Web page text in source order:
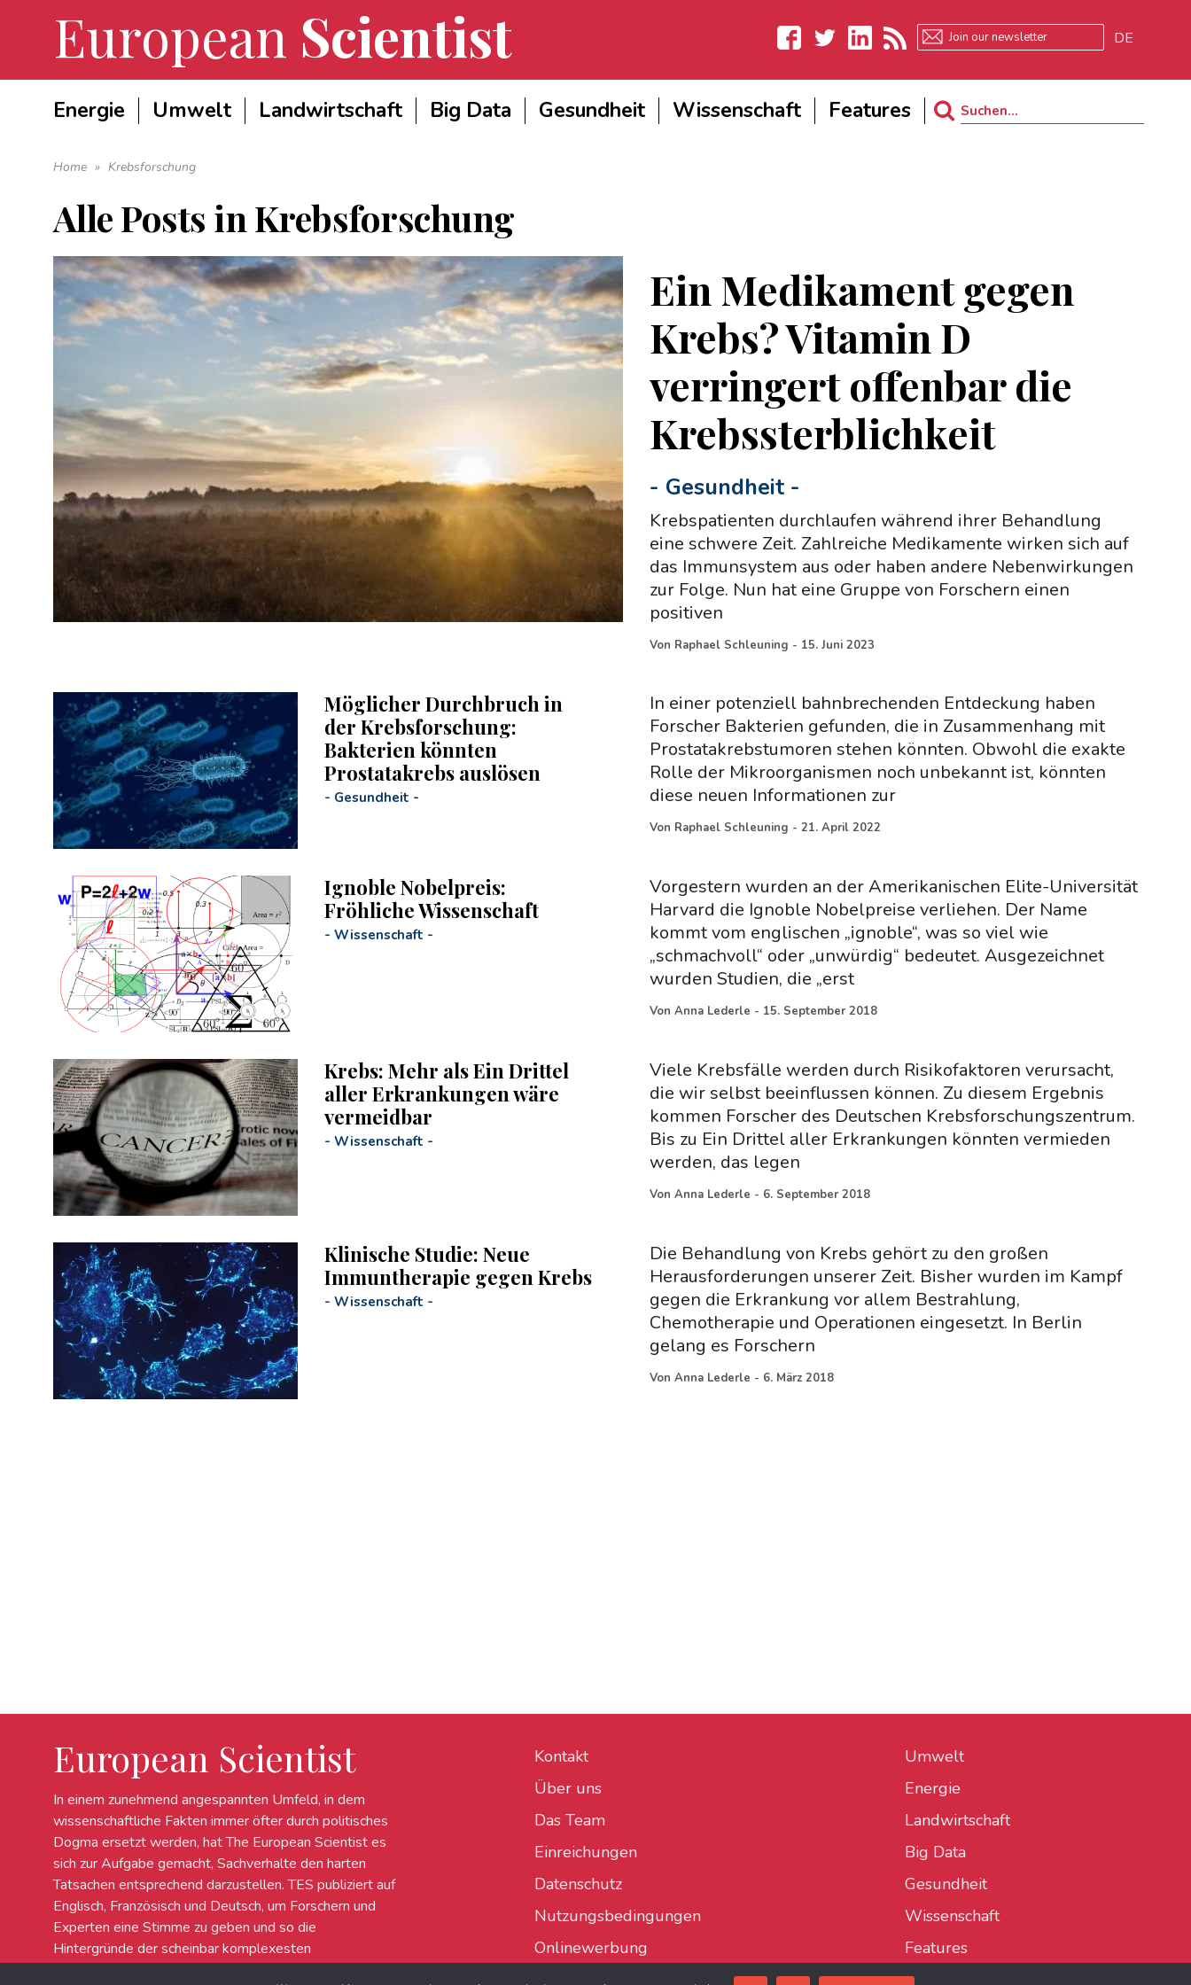
European Scientist
FacebookTwitter
DE
Energie Umwelt Landwirtschaft Big Data Gesundheit Wissenschaft Features
Search
Home » Krebsforschung
Alle Posts in Krebsforschung
Ein Medikament gegen
Krebs? Vitamin D
verringert offenbar die
Krebssterblichkeit
- Gesundheit -
Krebspatienten durchlaufen während ihrer Behandlung
eine schwere Zeit. Zahlreiche Medikamente wirken sich auf
das Immunsystem aus oder haben andere Nebenwirkungen
zur Folge. Nun hat eine Gruppe von Forschern einen
positiven
Von Raphael Schleuning - 15. Juni 2023
Möglicher Durchbruch in
der Krebsforschung:
Bakterien könnten
Prostatakrebs auslösen
- Gesundheit -
In einer potenziell bahnbrechenden Entdeckung haben
Forscher Bakterien gefunden, die in Zusammenhang mit
Prostatakrebstumoren stehen könnten. Obwohl die exakte
Rolle der Mikroorganismen noch unbekannt ist, könnten
diese neuen Informationen zur
Von Raphael Schleuning - 21. April 2022
Ignoble Nobelpreis:
Fröhliche Wissenschaft
- Wissenschaft -
Vorgestern wurden an der Amerikanischen Elite-Universität
Harvard die Ignoble Nobelpreise verliehen. Der Name
kommt vom englischen „ignoble“, was so viel wie
„schmachvoll“ oder „unwürdig“ bedeutet. Ausgezeichnet
wurden Studien, die „erst
Von Anna Lederle - 15. September 2018
Krebs: Mehr als Ein Drittel
aller Erkrankungen wäre
vermeidbar
- Wissenschaft -
Viele Krebsfälle werden durch Risikofaktoren verursacht,
die wir selbst beeinflussen können. Zu diesem Ergebnis
kommen Forscher des Deutschen Krebsforschungszentrum.
Bis zu Ein Drittel aller Erkrankungen könnten vermieden
werden, das legen
Von Anna Lederle - 6. September 2018
Klinische Studie: Neue
Immuntherapie gegen Krebs
- Wissenschaft -
Die Behandlung von Krebs gehört zu den großen
Herausforderungen unserer Zeit. Bisher wurden im Kampf
gegen die Erkrankung vor allem Bestrahlung,
Chemotherapie und Operationen eingesetzt. In Berlin
gelang es Forschern
Von Anna Lederle - 6. März 2018
European Scientist
In einem zunehmend angespannten Umfeld, in dem
wissenschaftliche Fakten immer öfter durch politisches
Dogma ersetzt werden, hat The European Scientist es
sich zur Aufgabe gemacht, Sachverhalte den harten
Tatsachen entsprechend darzustellen. TES publiziert auf
Englisch, Französisch und Deutsch, um Forschern und
Experten eine Stimme zu geben und so die
Hintergründe der scheinbar komplexesten
Kontakt
Über uns
Das Team
Einreichungen
Datenschutz
Nutzungsbedingungen
Onlinewerbung
Umwelt
Energie
Landwirtschaft
Big Data
Gesundheit
Wissenschaft
Features